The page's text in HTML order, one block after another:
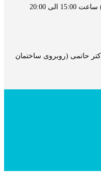
20:00
حاتمی (روبروی ساختمان